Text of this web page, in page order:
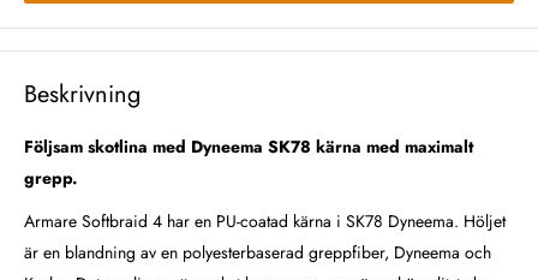
Beskrivning
Följsam skotlina med Dyneema SK78 kärna med maximalt
grepp.
Armare Softbraid 4 har en PU-coatad kärna i SK78 Dyneema. Höljet
är en blandning av en polyesterbaserad greppfiber, Dyneema och